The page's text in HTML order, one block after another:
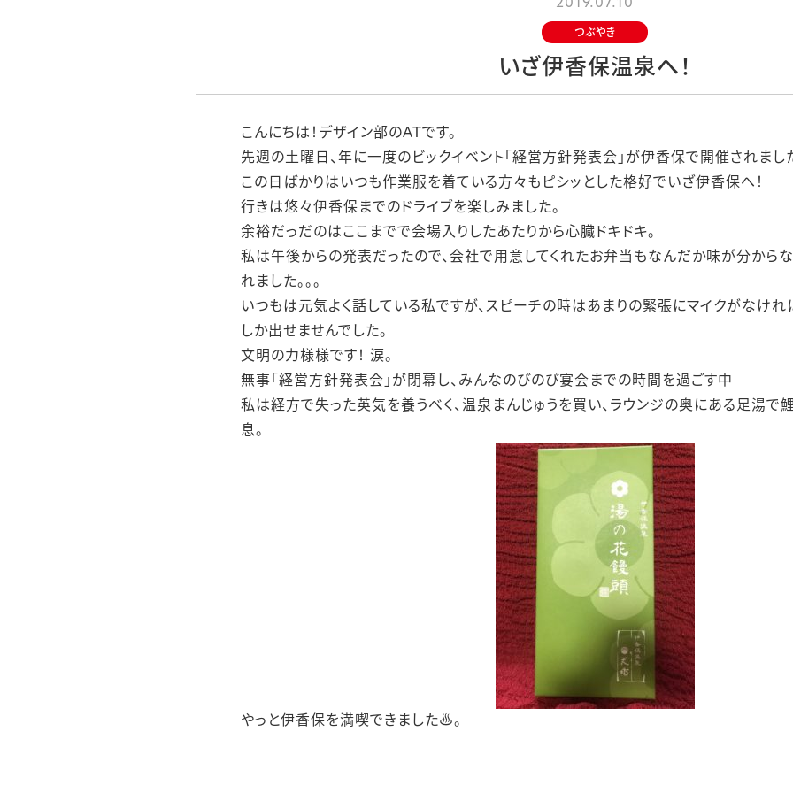
2019.07.10
つぶやき
いざ伊香保温泉へ！
こんにちは！デザイン部のATです。
先週の土曜日、年に一度のビックイベント「経営方針発表会」が伊香保で開催されまし
この日ばかりはいつも作業服を着ている方々もピシッとした格好でいざ伊香保へ！
行きは悠々伊香保までのドライブを楽しみました。
余裕だっだのはここまでで会場入りしたあたりから心臓ドキドキ。
私は午後からの発表だったので、会社で用意してくれたお弁当もなんだか味が分から
れました。。。
いつもは元気よく話している私ですが、スピーチの時はあまりの緊張にマイクがなけれ
しか出せませんでした。
文明の力様様です！ 涙。
無事「経営方針発表会」が閉幕し、みんなのびのび宴会までの時間を過ごす中
私は経方で失った英気を養うべく、温泉まんじゅうを買い、ラウンジの奥にある足湯で
息。
やっと伊香保を満喫できました♨。